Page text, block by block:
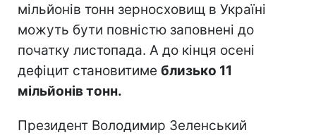
мільйонів тонн зерносховищ в Україні
можуть бути повністю заповнені до
початку листопада. А до кінця осені
дефіцит становитиме близько 11
мільйонів тонн.
Президент Володимир Зеленський